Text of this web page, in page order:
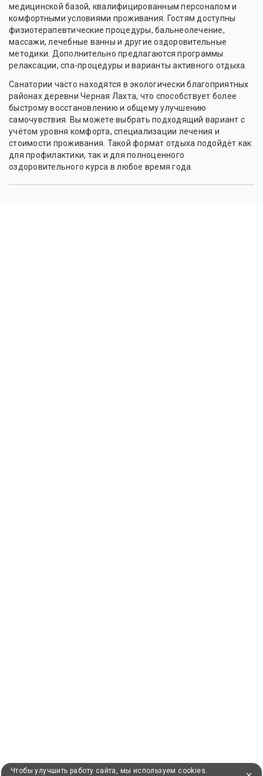
медицинской базой, квалифицированным персоналом и
комфортными условиями проживания. Гостям доступны
физиотерапевтические процедуры, бальнеолечение,
массажи, лечебные ванны и другие оздоровительные
методики. Дополнительно предлагаются программы
релаксации, спа-процедуры и варианты активного отдыха.
Санатории часто находятся в экологически благоприятных
районах деревни Черная Лахта, что способствует более
быстрому восстановлению и общему улучшению
самочувствия. Вы можете выбрать подходящий вариант с
учётом уровня комфорта, специализации лечения и
стоимости проживания. Такой формат отдыха подойдёт как
для профилактики, так и для полноценного
оздоровительного курса в любое время года.
Чтобы улучшить работу сайта, мы используем cookies.